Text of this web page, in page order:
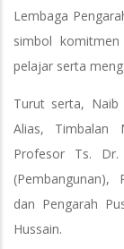
Lembaga
simbol
pelajar serta
Turut serta, Naib
Alias, Timbalan
Profesor Ts. Dr.
dan Pengarah
Hussain.